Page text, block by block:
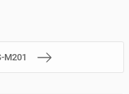
M201